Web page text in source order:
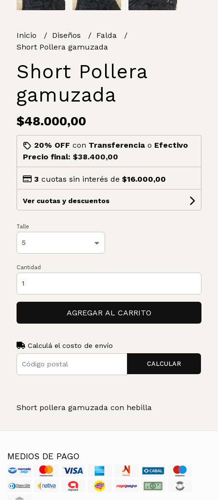
Inicio Diseños
Falda
Short Pollera gamuzada
Short Pollera
gamuzada
$48.000,00
20% OFF con Transferenciao Efectivo
Precio final: $38.400,00
3 cuotas sin interés de $16.000,00
Ver cuotas y descuentos
Talle
Cantidad
AGREGAR AL CARRITO
Calculá el costo de envío
CALCULAR
Short pollera gamuzada con hebilla
MEDIOS DE PAGO